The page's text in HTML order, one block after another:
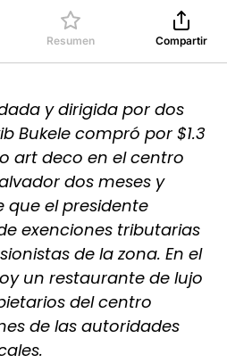
Resumen Compartir
y dirigida por dos
Bukele compró por $1.3
art deco en el centro
dos meses y
que el presidente
exenciones tributarias
de la zona. En el
un restaurante de lujo
del centro
de las autoridades